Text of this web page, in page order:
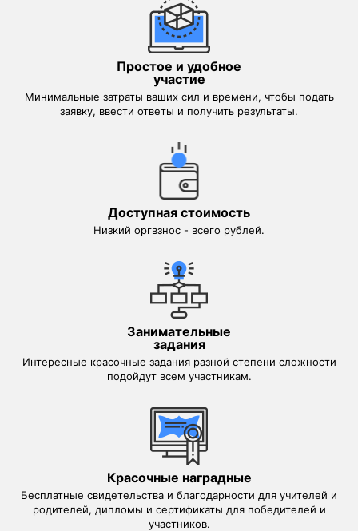
Простое и удобное
участие
Минимальные затраты ваших сил и времени, чтобы подать
заявку, ввести ответы и получить результаты.
Доступная стоимость
Низкий оргвзнос - всего рублей.
Занимательные
задания
Интересные красочные задания разной степени сложности
подойдут всем участникам.
Красочные наградные
Бесплатные свидетельства и благодарности для учителей и
родителей, дипломы и сертификаты для победителей и
участников.